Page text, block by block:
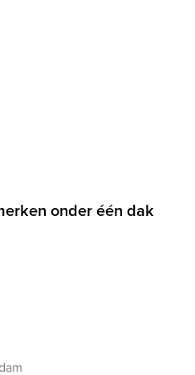
onder één dak